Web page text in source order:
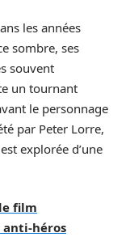
les années
sombre, ses
souvent
un tournant
le personnage
par Peter Lorre,
explorée d’une
film
anti-héros